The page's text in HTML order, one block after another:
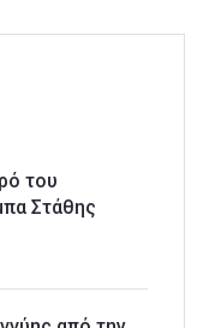
του
Στάθης